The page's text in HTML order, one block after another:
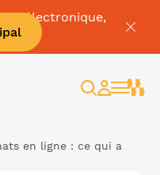
électronique,
Rechercher
Espace
en ligne : ce qui a